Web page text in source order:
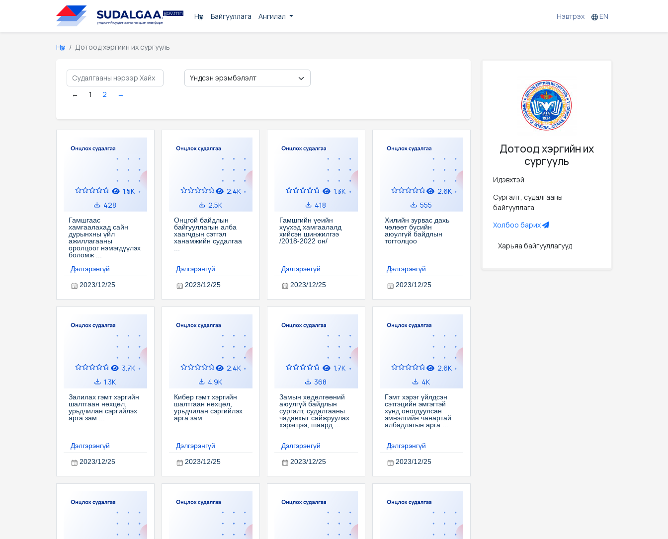
Нүүр Байгууллага Ангилал Нэвтрэх EN
Нүүр Дотоод хэргийн их сургууль
← 1 2 →
1.5K
428
Гамшгаас
хамгаалахад сайн
дурынхны үйл
ажиллагааны
оролцоог нэмэгдүүлэх
боломж ...
Дэлгэрэнгүй
2023/12/25
2.4K
2.5K
Онцгой байдлын
байгууллагын алба
хаагчдын сэтгэл
ханамжийн судалгаа
Дэлгэрэнгүй
2023/12/25
1.3K
418
Гамшгийн үеийн
хүүхэд хамгаалалд
хийсэн шинжилгээ
/2018-2022 он/
Дэлгэрэнгүй
2023/12/25
2.6K
555
Хилийн зурвас дахь
чөлөөт бүсийн
аюулгүй байдлын
тогтолцоо
Дэлгэрэнгүй
2023/12/25
3.7K
1.3K
Залилах гэмт хэргийн
шалтгаан нөхцөл,
урьдчилан сэргийлэх
арга зам ...
Дэлгэрэнгүй
2023/12/25
2.4K
4.9K
Кибер гэмт хэргийн
шалтгаан нөхцөл,
урьдчилан сэргийлэх
арга зам
Дэлгэрэнгүй
2023/12/25
1.7K
368
Замын хөдөлгөөний
аюулгүй байдлын
сургалт, судалгааны
чадавхыг сайжруулах
хэрэгцээ, шаард ...
Дэлгэрэнгүй
2023/12/25
2.6K
4K
Гэмт хэрэг үйлдсэн
сэтгэцийн эмгэгтэй
хүнд оногдуулсан
эмнэлгийн чанартай
албадлагын арга ...
Дэлгэрэнгүй
2023/12/25
Дотоод хэргийн их
сургууль
Идэвхтэй
Сургалт, судалгааны
байгууллага
Холбоо барих
Харьяа байгууллагууд